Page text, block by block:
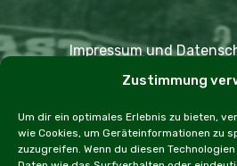
Zustimmung
Um dir ein optimales Erlebnis zu bieten,
wie Cookies, um Geräteinformationen zu
zuzugreifen. Wenn du diesen
Impressum und
Home Ausfahrten